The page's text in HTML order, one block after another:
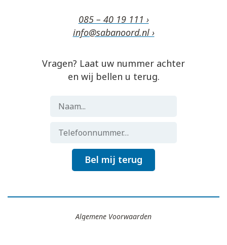
085 – 40 19 111 ›
info@sabanoord.nl ›
Vragen? Laat uw nummer achter
en wij bellen u terug.
Bel mij terug
Algemene Voorwaarden